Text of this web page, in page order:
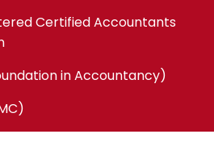
Certified Accountants
in Accountancy)